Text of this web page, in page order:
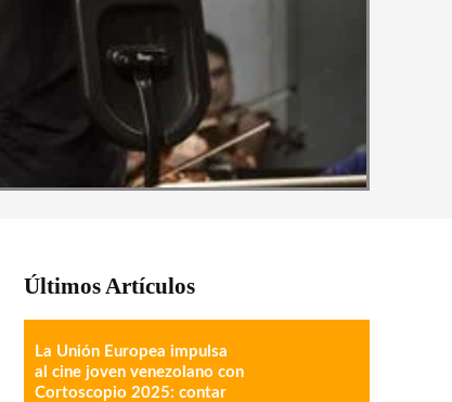
Últimos Artículos
La Unión Europea impulsa
al cine joven venezolano con
Cortoscopio 2025: contar